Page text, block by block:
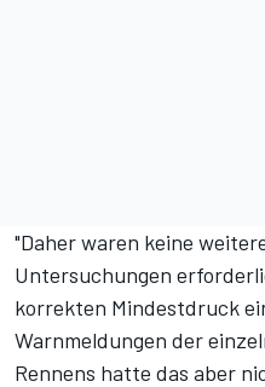
"Daher waren keine
Untersuchungen
korrekten Mindestdruck
Warnmeldungen der
Rennens hatte das aber